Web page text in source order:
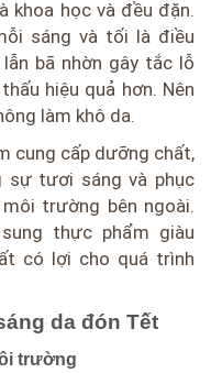
khoa học và đều đặn.
sáng và tối là điều
bã nhờn gây tắc lỗ
hiệu quả hơn. Nên
làm khô da.
cung cấp dưỡng chất,
sự tươi sáng và phục
trường bên ngoài.
thực phẩm giàu
có lợi cho quá trình
da đón Tết
trường